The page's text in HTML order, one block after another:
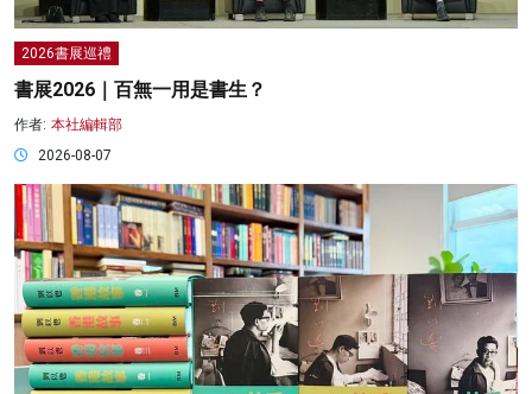
2026書展巡禮
書展2026｜百無一用是書生？
作者: 本社編輯部
2026-08-07